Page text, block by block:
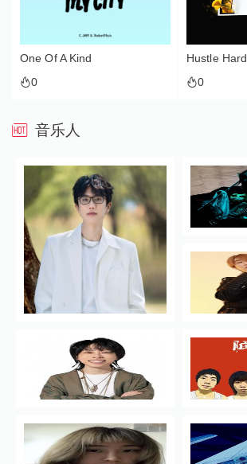
One Of A Kind
0
Hustle Hard
0
音乐人